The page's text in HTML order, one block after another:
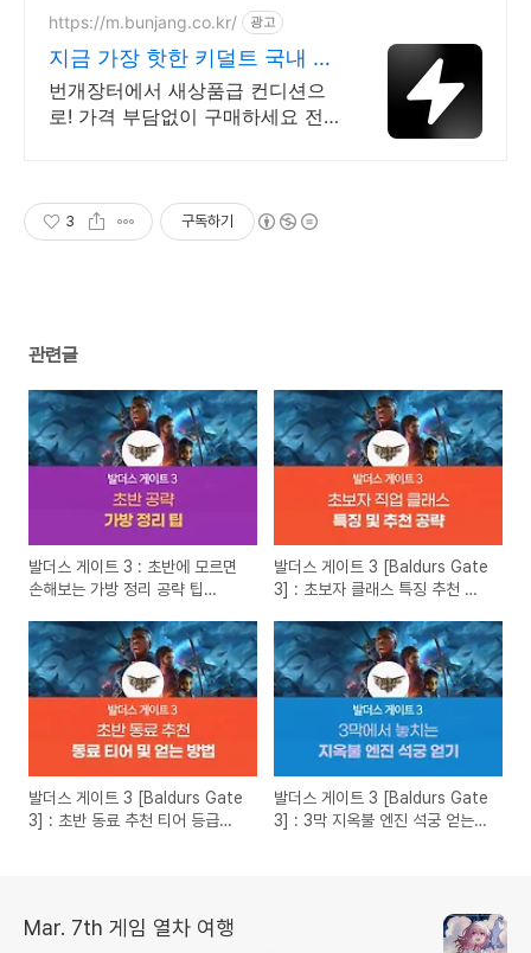
https://m.bunjang.co.kr/ 광고
지금 가장 핫한 키덜트 국내 최
대 브랜드 중고거래
번개장터에서 새상품급 컨디션으
로! 가격 부담없이 구매하세요 전
3 구독하기
관련글
발더스 게이트 3 : 초반에 모르면
손해보는 가방 정리 공략 팁
발더스 게이트 3 [Baldurs Gate
3] : 초보자 클래스 특징 추천 공
발더스 게이트 3 [Baldurs Gate
3] : 초반 동료 추천 티어 등급표
발더스 게이트 3 [Baldurs Gate
3] : 3막 지옥불 엔진 석궁 얻는
Mar. 7th 게임 열차 여행